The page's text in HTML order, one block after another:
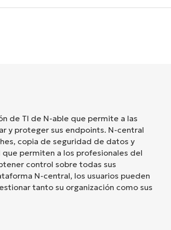
de TI de N-able que permite a las
y proteger sus endpoints. N-central
copia de seguridad de datos y
permiten a los profesionales del
control sobre todas sus
N-central, los usuarios pueden
tanto su organización como sus